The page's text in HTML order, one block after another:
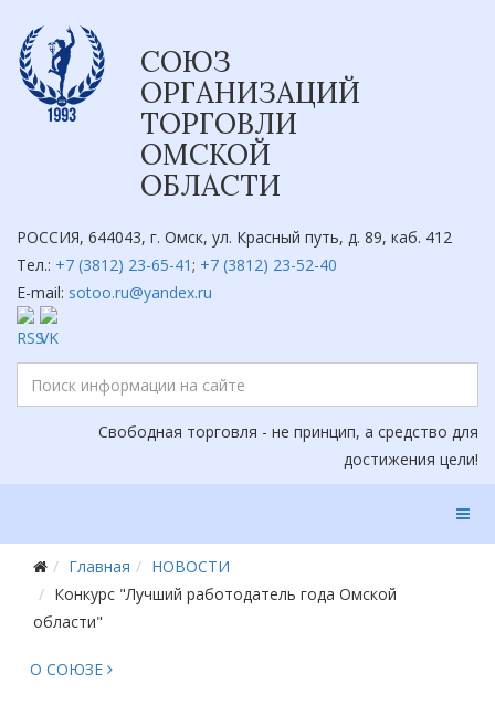
СОЮЗ
ОРГАНИЗАЦИЙ
ТОРГОВЛИ
ОМСКОЙ
ОБЛАСТИ
РОССИЯ, 644043, г. Омск, ул. Красный путь, д. 89, каб. 412
Тел.: +7 (3812) 23-65-41; +7 (3812) 23-52-40
E-mail: sotoo.ru@yandex.ru
Свободная торговля - не принцип, а средство для
достижения цели!
Главная
НОВОСТИ
Конкурс "Лучший работодатель года Омской
области"
О СОЮЗЕ